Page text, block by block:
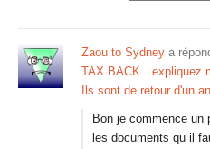
Zaou to Sydney a
TAX BACK…expliquez
Ils sont de retour d'un
Bon je commence un
les documents qu il